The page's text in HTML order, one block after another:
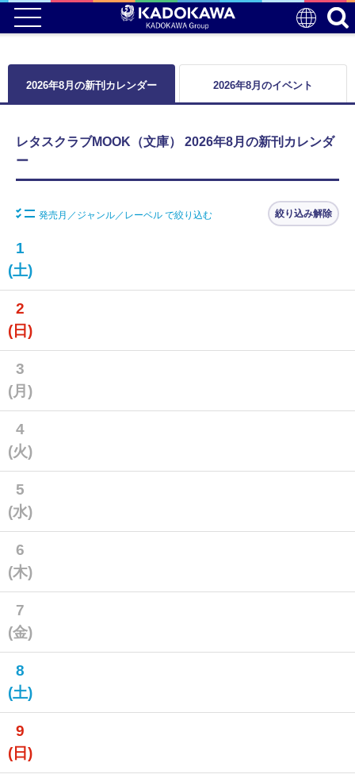
2026年8月の新刊カレンダー 2026年8月のイベント
レタスクラブMOOK（文庫） 2026年8月の新刊カレンダ
ー
発売月／ジャンル／レーベル で絞り込む 絞り込み解除
1
(土)
2
(日)
3
(月)
4
(火)
5
(水)
6
(木)
7
(金)
8
(土)
9
(日)